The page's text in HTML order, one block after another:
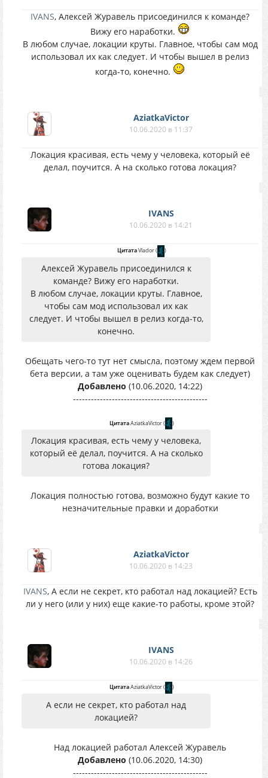
IVANS, Алексей Журавель присоединился к команде?
Вижу его наработки.
В любом случае, локации круты. Главное, чтобы сам мод
использовал их как следует. И чтобы вышел в релиз
когда-то, конечно.
AziatkaVictor
10.06.2020 в 11:37
Локация красивая, есть чему у человека, который её
делал, поучится. А на сколько готова локация?
IVANS
10.06.2020 в 14:21
ЦитатаVlador( )
Алексей Журавель присоединился к
команде? Вижу его наработки.
В любом случае, локации круты. Главное,
чтобы сам мод использовал их как
следует. И чтобы вышел в релиз когда-то,
конечно.
Обещать чего-то тут нет смысла, поэтому ждем первой
бета версии, а там уже оценивать будем как следует)
Добавлено (10.06.2020, 14:22)
---------------------------------------------
ЦитатаAziatkaVictor( )
Локация красивая, есть чему у человека,
который её делал, поучится. А на сколько
готова локация?
Локация полностью готова, возможно будут какие то
незначительные правки и доработки
AziatkaVictor
10.06.2020 в 14:23
IVANS, А если не секрет, кто работал над локацией? Есть
ли у него (или у них) еще какие-то работы, кроме этой?
IVANS
10.06.2020 в 14:26
ЦитатаAziatkaVictor( )
А если не секрет, кто работал над
локацией?
Над локацией работал Алексей Журавель
Добавлено (10.06.2020, 14:30)
---------------------------------------------